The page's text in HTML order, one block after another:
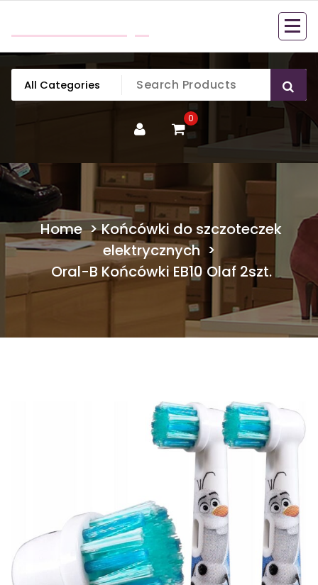
content
0
Home>Końcówki do szczoteczek
elektrycznych >
Oral-B Końcówki EB10 Olaf 2szt.